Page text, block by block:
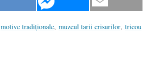
motive tradiționale, muzeul tarii crisurilor, tricou